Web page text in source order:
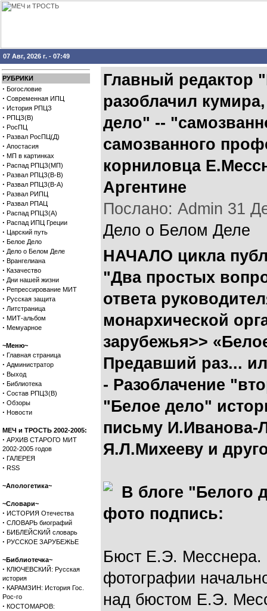
07 Авг, 2026 г. - 07:49
РУБРИКИ
· Богословие
· Современная ИПЦ
· История РПЦЗ
· РПЦЗ(В)
· РосПЦ
· Развал РосПЦ(Д)
· Апостасия
· МП в картинках
· Распад РПЦЗ(МП)
· Развал РПЦЗ(В-В)
· Развал РПЦЗ(В-А)
· Развал РИПЦ
· Развал РПАЦ
· Распад РПЦЗ(А)
· Распад ИПЦ Греции
· Царский путь
· Белое Дело
· Дело о Белом Деле
· Врангелиана
· Казачество
· Дни нашей жизни
· Репрессирование МИТ
· Русская защита
· Литстраница
· МИТ-альбом
· Мемуарное
~Меню~
· Главная страница
· Администратор
· Выход
· Библиотека
· Состав РПЦЗ(В)
· Обзоры
· Новости
МЕЧ и ТРОСТЬ 2002-2005:
· АРХИВ СТАРОГО МИТ
2002-2005 годов
· ГАЛЕРЕЯ
· RSS
~Апологетика~
~Словари~
· ИСТОРИЯ Отечества
· СЛОВАРЬ биографий
· БИБЛЕЙСКИЙ словарь
· РУССКОЕ ЗАРУБЕЖЬЕ
~Библиотечка~
· КЛЮЧЕВСКИЙ: Русская
история
· КАРАМЗИН: История Гос.
Рос-го
· КОСТОМАРОВ:
Главный редактор
разоблачил
дело" --
самозванного
корниловца
Аргентине
Послано: Admin 31
Дело о Белом Деле
НАЧАЛО цикла
"Два простых
ответа
монархической
зарубежья>>
Предавший раз...
- Разоблачение
"Белое дело"
письму И.Иванова-
Я.Л.Михееву и
В блоге "Белого
фото подпись:
Бюст Е.Э. Месснера.
фотографии
над бюстом Е.Э.